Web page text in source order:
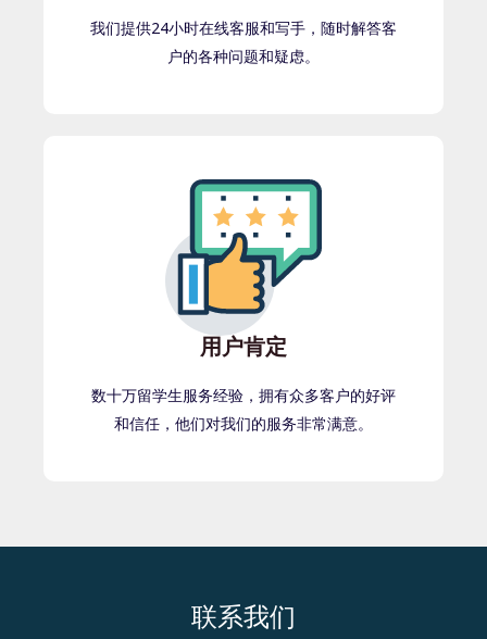
我们提供24小时在线客服和写手，随时解答客
户的各种问题和疑虑。
用户肯定
数十万留学生服务经验，拥有众多客户的好评
和信任，他们对我们的服务非常满意。
联系我们